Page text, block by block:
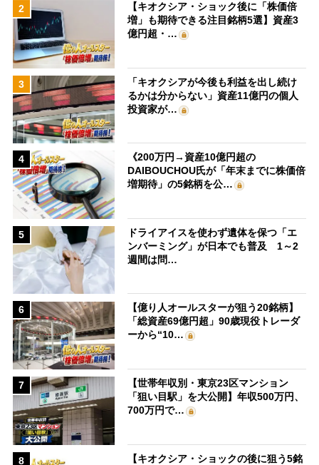
2
【キオクシア・ショック後に「株価倍
増」も期待できる注目銘柄5選】資産3
億円超・…
3
「キオクシアが今後も利益を出し続け
るかは分からない」資産11億円の個人
投資家が…
4
《200万円→資産10億円超の
DAIBOUCHOU氏が「年末までに株価倍
増期待」の5銘柄を公…
5
ドライアイスを使わず遺体を保つ「エ
ンバーミング」が日本でも普及 1～2
週間は問…
6
【億り人オールスターが狙う20銘柄】
「総資産69億円超」90歳現役トレーダ
ーから“10…
7
【世帯年収別・東京23区マンション
「狙い目駅」を大公開】年収500万円、
700万円で…
8
【キオクシア・ショックの後に狙う5銘